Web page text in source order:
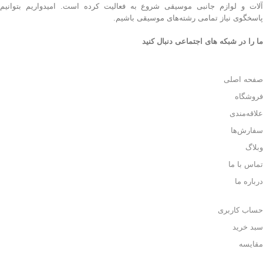
آلات و لوازم جانبی موسیقی شروع به فعالیت کرده است. امیدواریم بتوانیم
پاسخگوی نیاز تمامی رشته‌های موسیقی باشیم.
ما را در شبکه های اجتماعی دنبال کنید
صفحه اصلی
فروشگاه
علاقه‌مندی
سفارش‌ها
وبلاگ
تماس با ما
درباره ما
حساب کاربری
سبد خرید
مقایسه